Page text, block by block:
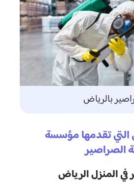
بالرياض
التي تقدمها مؤسسة
الصراصير
المنزل الرياض